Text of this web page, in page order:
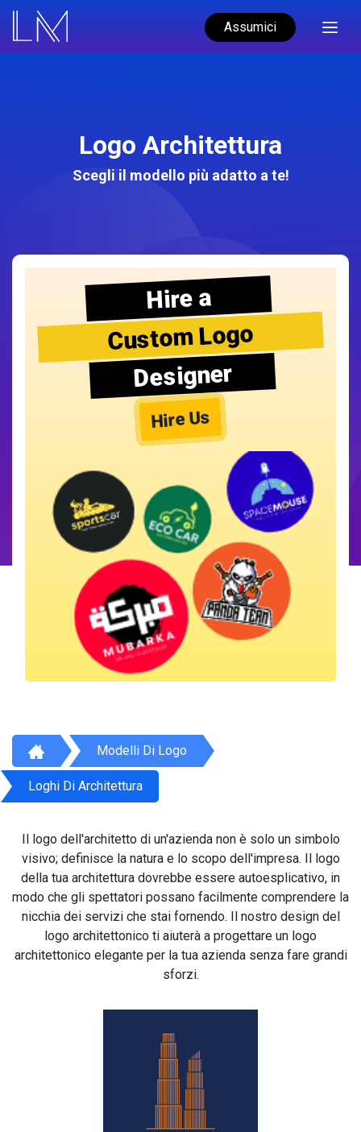
Assumici
Logo Architettura
Scegli il modello più adatto a te!
Hire a
Custom Logo
Designer
Hire Us
Modelli Di Logo
Loghi Di Architettura
Il logo dell'architetto di un'azienda non è solo un simbolo
visivo; definisce la natura e lo scopo dell'impresa. Il logo
della tua architettura dovrebbe essere autoesplicativo, in
modo che gli spettatori possano facilmente comprendere la
nicchia dei servizi che stai fornendo. Il nostro design del
logo architettonico ti aiuterà a progettare un logo
architettonico elegante per la tua azienda senza fare grandi
sforzi.